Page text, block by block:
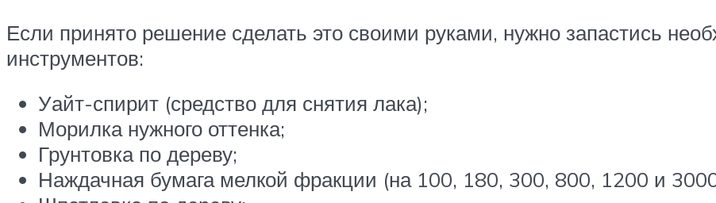
Если принято решение сделать это своими руками, нужно запастись
инструментов:
Уайт-спирит (средство для снятия лака);
Морилка нужного оттенка;
Грунтовка по дереву;
Наждачная бумага мелкой фракции (на 100, 180, 300, 800, 1200 и